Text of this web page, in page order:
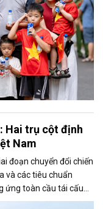
Hai trụ cột định
Nam
đoạn chuyển đổi chiến
và các tiêu chuẩn
ứng toàn cầu tái cấu
nổi lên như hai trụ cột